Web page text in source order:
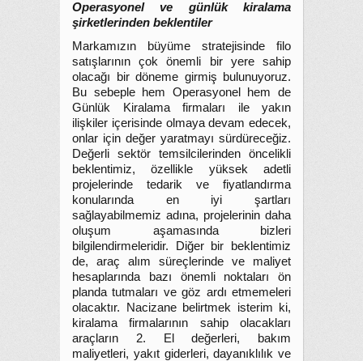
Operasyonel ve günlük kiralama
şirketlerinden beklentiler
Markamızın büyüme stratejisinde filo
satışlarının çok önemli bir yere sahip
olacağı bir döneme girmiş bulunuyoruz.
Bu sebeple hem Operasyonel hem de
Günlük Kiralama firmaları ile yakın
ilişkiler içerisinde olmaya devam edecek,
onlar için değer yaratmayı sürdüreceğiz.
Değerli sektör temsilcilerinden öncelikli
beklentimiz, özellikle yüksek adetli
projelerinde tedarik ve fiyatlandırma
konularında en iyi şartları
sağlayabilmemiz adına, projelerinin daha
oluşum aşamasında bizleri
bilgilendirmeleridir. Diğer bir beklentimiz
de, araç alım süreçlerinde ve maliyet
hesaplarında bazı önemli noktaları ön
planda tutmaları ve göz ardı etmemeleri
olacaktır. Nacizane belirtmek isterim ki,
kiralama firmalarının sahip olacakları
araçların 2. El değerleri, bakım
maliyetleri, yakıt giderleri, dayanıklılık ve